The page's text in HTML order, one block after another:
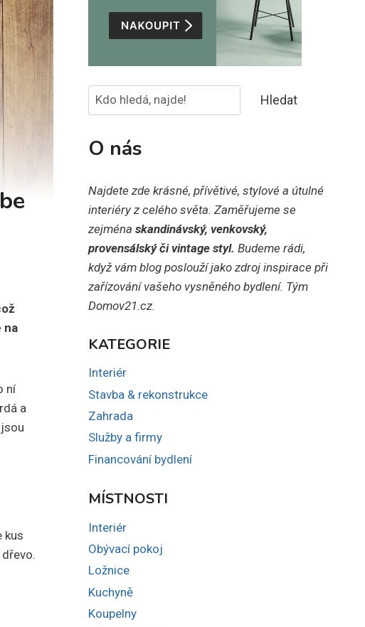
na
ní
a
kus
Hledat Hledat
O nás
Najdete zde krásné, přívětivé, stylové a útulné
interiéry z celého světa. Zaměřujeme se
zejménaskandinávský, venkovský,
provensálský či vintage styl. Budeme rádi,
když vám blog poslouží jako zdroj inspirace při
zařízování vašeho vysněného bydlení. Tým
Domov21.cz.
KATEGORIE
Interiér
Stavba & rekonstrukce
Zahrada
Služby a firmy
Financování bydlení
MÍSTNOSTI
Interiér
Obývací pokoj
Ložnice
Kuchyně
Koupelny